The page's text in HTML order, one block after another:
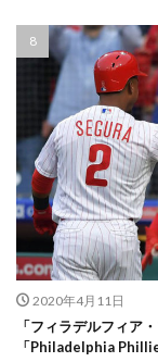
2020年4月11日
「フィラデルフィア
「Philadelphia